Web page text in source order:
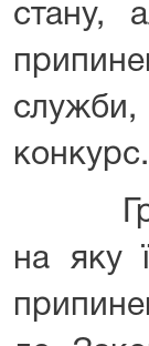
стану,
конкурс.
на яку